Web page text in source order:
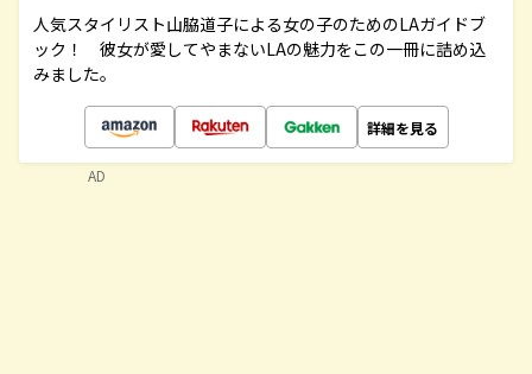
人気スタイリスト山脇道子による女の子のためのLAガイドブ
ック！ 彼女が愛してやまないLAの魅力をこの一冊に詰め込
みました。
詳細を見る
AD